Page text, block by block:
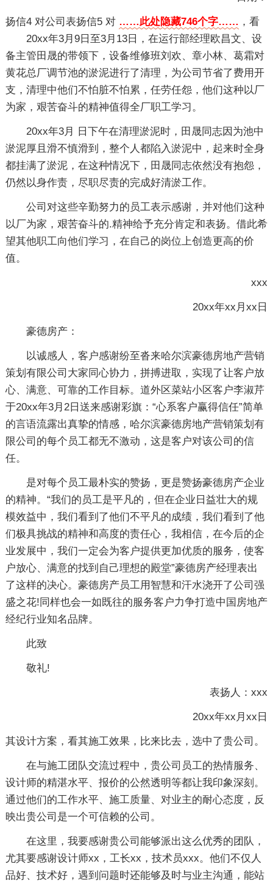
扬信4
20xx年3月9日至3月13日，在运行部经理欧昌文、设
备主管田晟的带领下，设备维修班刘欢、章小林、葛霜对
黄花总厂调节池的淤泥进行了清理，为公司节省了费用开
支，清理中他们不怕脏不怕累，任劳任怨，他们这种以厂
为家，艰苦奋斗的精神值得全厂职工学习。
20xx年3月 日下午在清理淤泥时，田晟同志因为池中
淤泥厚且滑不慎滑到，整个人都陷入淤泥中，起来时全身
都挂满了淤泥，在这种情况下，田晟同志依然没有抱怨，
仍然以身作责，尽职尽责的完成好清淤工作。
公司对这些辛勤努力的员工表示感谢，并对他们这种
以厂为家，艰苦奋斗的.精神给予充分肯定和表扬。借此希
望其他职工向他们学习，在自己的岗位上创造更高的价
值。
xxx
20xx年xx月xx日
对公司表扬信5
豪德房产：
以诚感人，客户感谢纷至沓来哈尔滨豪德房地产营销
策划有限公司大家同心协力，拼搏进取，实现了让客户放
心、满意、可靠的工作目标。道外区菜站小区客户李淑芹
于20xx年3月2日送来感谢彩旗：“心系客户赢得信任”简单
的言语流露出真挚的情感，哈尔滨豪德房地产营销策划有
限公司的每个员工都无不激动，这是客户对该公司的信
任。
是对每个员工最朴实的赞扬，更是赞扬豪德房产企业
的精神。“我们的员工是平凡的，但在企业日益壮大的规
模效益中，我们看到了他们不平凡的成绩，我们看到了他
们极具挑战的精神和高度的责任心，我相信，在今后的企
业发展中，我们一定会为客户提供更加优质的服务，使客
户放心、满意的找到自己理想的殿堂”豪德房产经理表出
了这样的决心。豪德房产员工用智慧和汗水浇开了公司强
盛之花!同样也会一如既往的服务客户力争打造中国房地产
经纪行业知名品牌。
此致
敬礼!
表扬人：xxx
20xx年xx月xx日
对 ……此处隐藏746个字…… ，看
其设计方案，看其施工效果，比来比去，选中了贵公司。
在与施工团队交流过程中，贵公司员工的热情服务、
设计师的精湛水平、报价的公然透明等都让我印象深刻。
通过他们的工作水平、施工质量、对业主的耐心态度，反
映出贵公司是一个可信赖的公司。
在这里，我要感谢贵公司能够派出这么优秀的团队，
尤其要感谢设计师xx，工长xx，技术员xxx。他们不仅人
品好、技术好，遇到问题时还能够及时与业主沟通，能站